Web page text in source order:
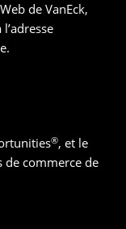
de VanEck,
®, et le
de commerce de